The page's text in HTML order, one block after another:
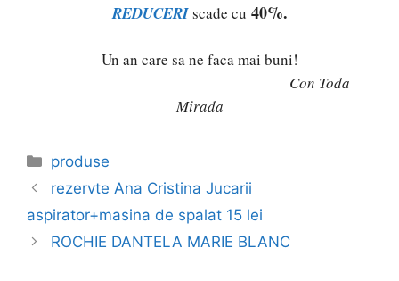
REDUCERIscade cu 40%.
Un an care sa ne faca mai buni!
Con Toda
Mirada
Categories
produse
rezervte Ana Cristina Jucarii
aspirator+masina de spalat 15 lei
ROCHIE DANTELA MARIE BLANC